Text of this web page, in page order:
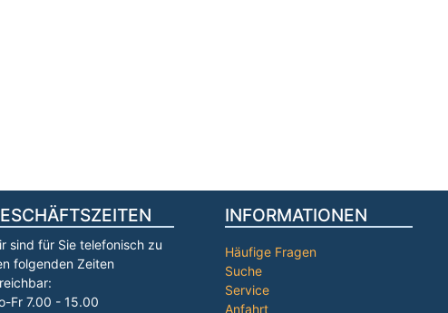
sind für Sie telefonisch zu
folgenden Zeiten
Fr 7.00 - 15.00
INFORMATIONEN
Häufige Fragen
Suche
Service
Anfahrt